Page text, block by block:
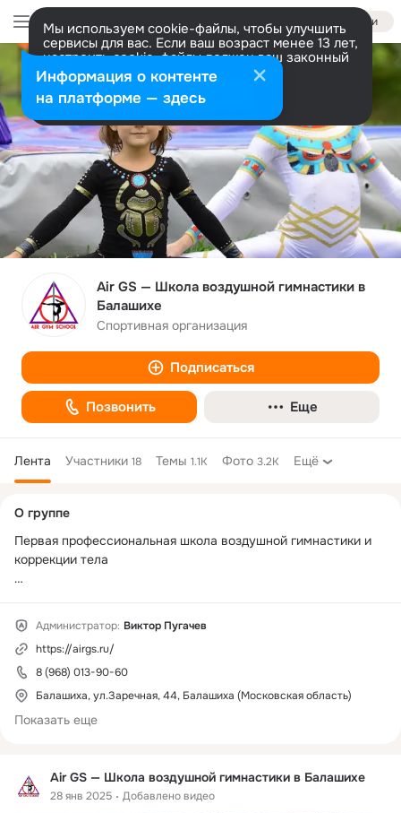
Войти
Мы используем cookie-файлы, чтобы улучшить
сервисы для вас. Если ваш возраст менее 13 лет,
настроить cookie-файлы должен ваш законный
представитель. Больше информации
Разрешить все Настроить
Air GS — Школа воздушной гимнастики в
Балашихе
Спортивная организация
Подписаться
Позвонить Еще
Лента Участники 18 Темы 1.1K Фото 3.2K Ещё
Air GS — Школа воздушной гимнастики в Балашихе
28 янв 2025 Добавлено видео
колонка
О группе
Первая профессиональная школа воздушной гимнастики и
коррекции тела
Вход со двора
Телефон: +7 (968) 013-90-60
Для Вас открыт набор в группы:
Pole Dance,
Боди Флекс,
Группа здоровья,
Детский фитнес
Администратор: Виктор Пугачев
https://airgs.ru/
8 (968) 013-90-60
Балашиха, ул.Заречная, 44, Балашиха (Московская область)
Показать еще
Информация о контенте
на платформе — здесь